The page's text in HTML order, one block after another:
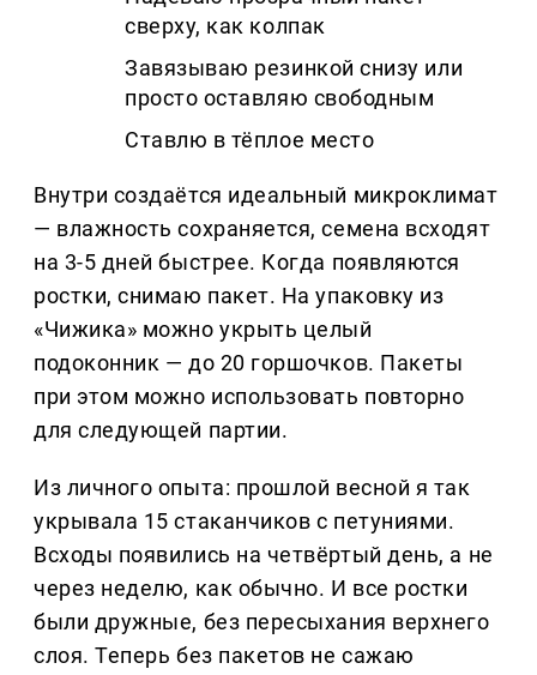
сверху, как колпак
Завязываю резинкой снизу или
просто оставляю свободным
Ставлю в тёплое место
Внутри создаётся идеальный микроклимат
— влажность сохраняется, семена всходят
на 3-5 дней быстрее. Когда появляются
ростки, снимаю пакет. На упаковку из
«Чижика» можно укрыть целый
подоконник — до 20 горшочков. Пакеты
при этом можно использовать повторно
для следующей партии.
Из личного опыта: прошлой весной я так
укрывала 15 стаканчиков с петуниями.
Всходы появились на четвёртый день, а не
через неделю, как обычно. И все ростки
были дружные, без пересыхания верхнего
слоя. Теперь без пакетов не сажаю